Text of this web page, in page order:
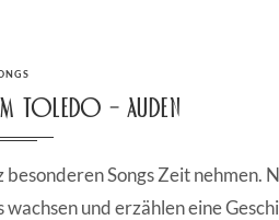
Toledo – Auden
Songs Zeit nehmen.
und erzählen eine